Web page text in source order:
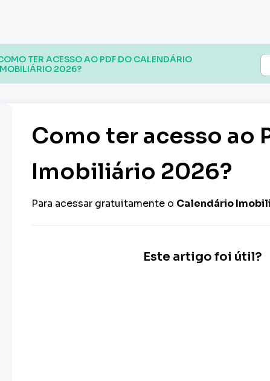
TER ACESSO AO PDF DO CALENDÁRIO
2026?
Como ter acesso ao
Imobiliário 2026?
Para acessar gratuitamente o Calendário
Este artigo foi útil?